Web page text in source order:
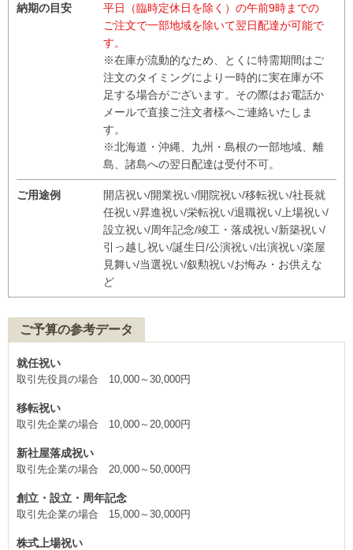
納期の目安
平日（臨時定休日を除く）の午前9時までの
ご注文で一部地域を除いて翌日配達が可能で
す。
※在庫が流動的なため、とくに特需期間はご
注文のタイミングにより一時的に実在庫が不
足する場合がございます。その際はお電話か
メールで直接ご注文者様へご連絡いたしま
す。
※北海道・沖縄、九州・島根の一部地域、離
島、諸島への翌日配達は受付不可。
ご用途例
開店祝い/開業祝い/開院祝い/移転祝い/社長就
任祝い/昇進祝い/栄転祝い/退職祝い/上場祝い/
設立祝い/周年記念/竣工・落成祝い/新築祝い/
引っ越し祝い/誕生日/公演祝い/出演祝い/楽屋
見舞い/当選祝い/叙勲祝い/お悔み・お供えな
ど
ご予算の参考データ
就任祝い
取引先役員の場合 10,000～30,000円
移転祝い
取引先企業の場合 10,000～20,000円
新社屋落成祝い
取引先企業の場合 20,000～50,000円
創立・設立・周年記念
取引先企業の場合 15,000～30,000円
株式上場祝い